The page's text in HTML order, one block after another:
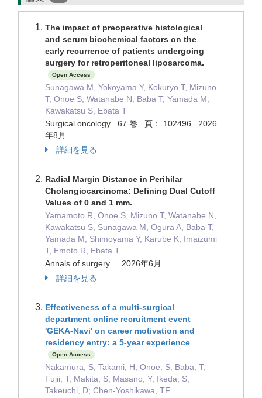
The impact of preoperative histological
and serum biochemical factors on the
early recurrence of patients undergoing
surgery for retroperitoneal liposarcoma.
Open Access
Sunagawa M, Yokoyama Y, Kokuryo T, Mizuno
T, Onoe S, Watanabe N, Baba T, Yamada M,
Kawakatsu S, Ebata T
Surgical oncology 67 巻 頁： 102496 2026
年8月
詳細を見る
Radial Margin Distance in Perihilar
Cholangiocarcinoma: Defining Dual Cutoff
Values of 0 and 1 mm.
Yamamoto R, Onoe S, Mizuno T, Watanabe N,
Kawakatsu S, Sunagawa M, Ogura A, Baba T,
Yamada M, Shimoyama Y, Karube K, Imaizumi
T, Emoto R, Ebata T
Annals of surgery 2026年6月
詳細を見る
Effectiveness of a multi-surgical
department online recruitment event
'GEKA-Navi' on career motivation and
residency entry: a 5-year experience
Open Access
Nakamura, S; Takami, H; Onoe, S; Baba, T;
Fujii, T; Makita, S; Masano, Y; Ikeda, S;
Takeuchi, D; Chen-Yoshikawa, TF